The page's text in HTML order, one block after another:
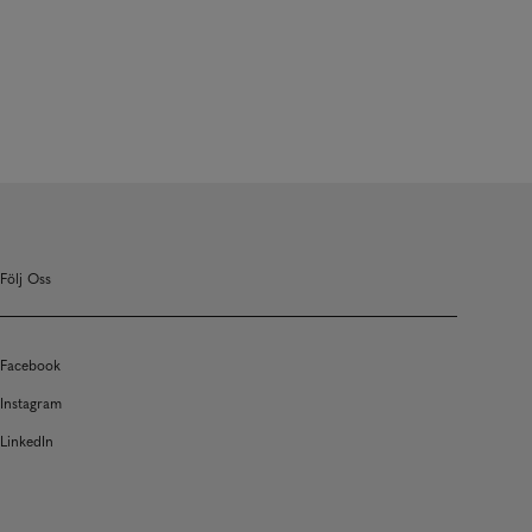
Följ Oss
Facebook
Instagram
LinkedIn